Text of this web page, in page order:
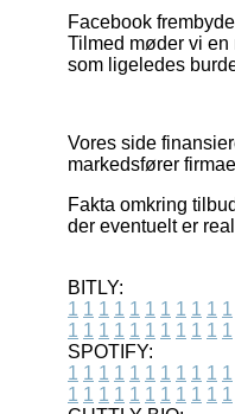
Facebook
Tilmed møder vi
som ligeledes
Vores side
markedsfører
Fakta omkring
der eventuelt er
BITLY:
1 1 1 1 1 1 1 1 1 1 1
1 1 1 1 1 1 1 1 1 1 1
SPOTIFY:
1 1 1 1 1 1 1 1 1 1 1
1 1 1 1 1 1 1 1 1 1 1